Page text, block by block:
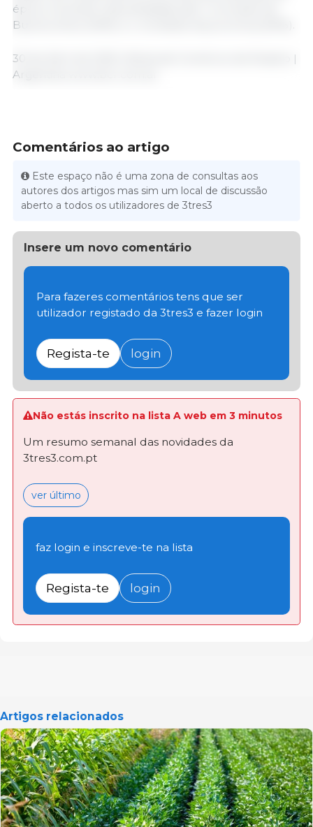
época. As áreas mais atrasadas são o noroeste de
Buenos Aires (40%) e o nordeste da província (50%).
30 de Abril de 2025 | Bolsa de Comércio de Rosário |
Argentina www.bcr.com.ar
Comentários ao artigo
Este espaço não é uma zona de consultas aos
autores dos artigos mas sim um local de discussão
aberto a todos os utilizadores de 3tres3
Insere um novo comentário
Para fazeres comentários tens que ser
utilizador registado da 3tres3 e fazer login
Regista-te login
Não estás inscrito na lista A web em 3 minutos
Um resumo semanal das novidades da
3tres3.com.pt
ver último
faz login e inscreve-te na lista
Regista-te login
Artigos relacionados